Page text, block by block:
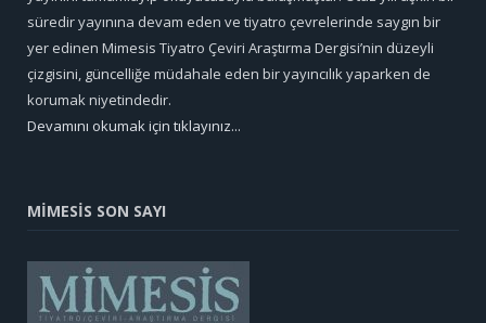
süredir yayınına devam eden ve tiyatro çevrelerinde saygın bir
yer edinen Mimesis Tiyatro Çeviri Araştırma Dergisi’nin düzeyli
çizgisini, güncelliğe müdahale eden bir yayıncılık yaparken de
korumak niyetindedir.
Devamını okumak için tıklayınız...
MİMESİS SON SAYI